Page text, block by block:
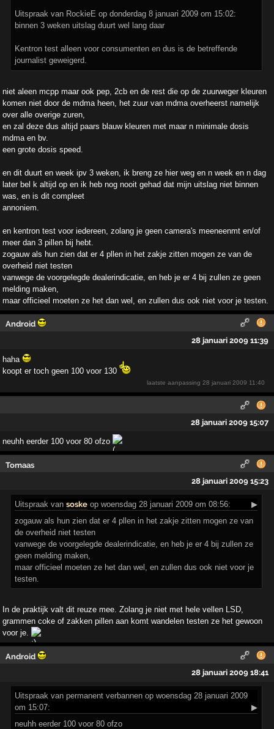
Uitspraak van RockieE op donderdag 8 januari 2009 om 15:02:
binnen 3 weken uitslag duurt wel lang daar
Kentron test alleen voor consumenten en dus is de betreffende
journalist geweigerd.
niet aleen mcpp maar ook pep, 2cb en de rest die op de zuurweger kleuren
komen niet door de mdma heen, het zuur van mdma overheerst namelijk
over alle overige zuren,
en zal deze dus altijd paars blauw kleuren met maar n minimale dosis
mdma en bv.
een grote dosis speed.
en dit duurt en week ipv 3 weken, ik breng ze hier weg en n week en n dag
later bel k altijd op en ik heb nog nooit gehad dat mijn uitslag niet binnen
was, en is dit compleet
annoniem.
en kentron test voor iedereen, zolang je geen camera's meeneenmt en/of
meer dan 3 pillen bij hebt.
zogauw als hun zien dat er 4 pllen in het zakje zitten mogen ze van de
overheid niet testen
vanwege de voorgelegde dealerindicatie, en heb je er 4 bij zullen ze geen
melding maken,
maar officieel moeten ze het dan wel, en zullen dus ook niet voor je testen.
Android
28 januari 2009 11:39
haha
koopt er toch geen 100 voor 130
laatste aanpassing28 januari 2009 11:40
28 januari 2009 15:07
neuhh eerder 100 voor 80 ofzo
Tomaas
28 januari 2009 15:23
Uitspraak vansoske op woensdag 28 januari 2009 om 08:56:
▶
zogauw als hun zien dat er 4 pllen in het zakje zitten mogen ze van
de overheid niet testen
vanwege de voorgelegde dealerindicatie, en heb je er 4 bij zullen ze
geen melding maken,
maar officieel moeten ze het dan wel, en zullen dus ook niet voor je
testen.
In de praktijk valt dit reuze mee. Zolang je niet met hele vellen LSD,
grammen coke of zakken pillen aan komt wandelen testen ze het gewoon
voor je.
Android
28 januari 2009 18:41
Uitspraak van permanent verbannen op woensdag 28 januari 2009
om 15:07:
▶
neuhh eerder 100 voor 80 ofzo